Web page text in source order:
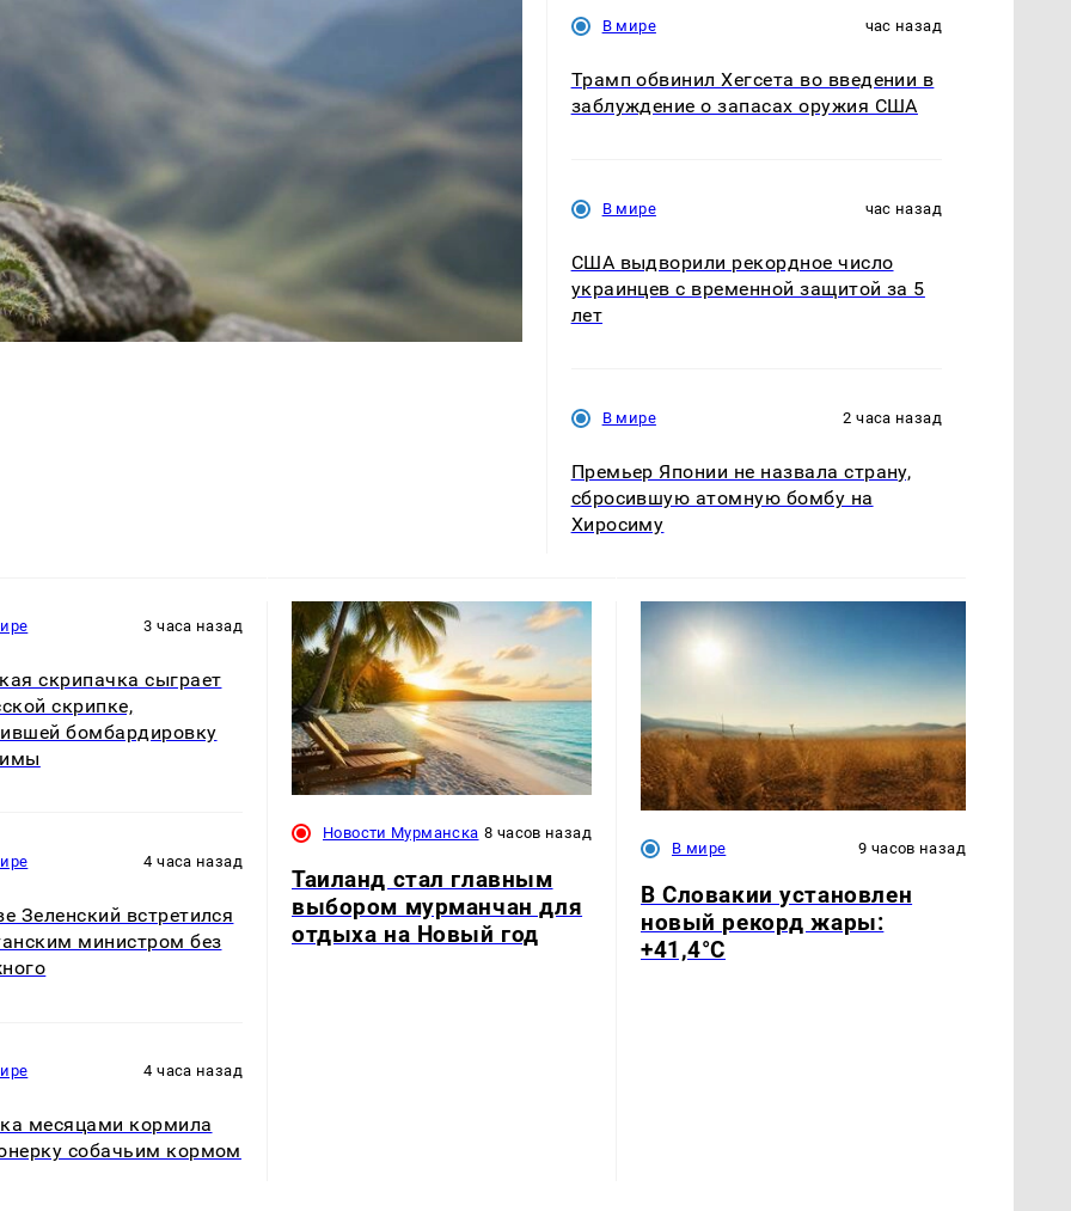
В мире час назад
Трамп обвинил Хегсета во введении в
заблуждение о запасах оружия США
В мире час назад
США выдворили рекордное число
украинцев с временной защитой за 5
лет
В мире 2 часа назад
Премьер Японии не назвала страну,
сбросившую атомную бомбу на
Хиросиму
3 часа назад
скрипачка сыграет
скрипке,
бомбардировку
4 часа назад
Зеленский встретился
министром без
4 часа назад
месяцами кормила
собачьим кормом
Новости Мурманска 8 часов назад
Таиланд стал главным
выбором мурманчан для
отдыха на Новый год
В мире 9 часов назад
В Словакии установлен
новый рекорд жары:
+41,4°С